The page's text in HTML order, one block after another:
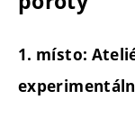
1. místo: